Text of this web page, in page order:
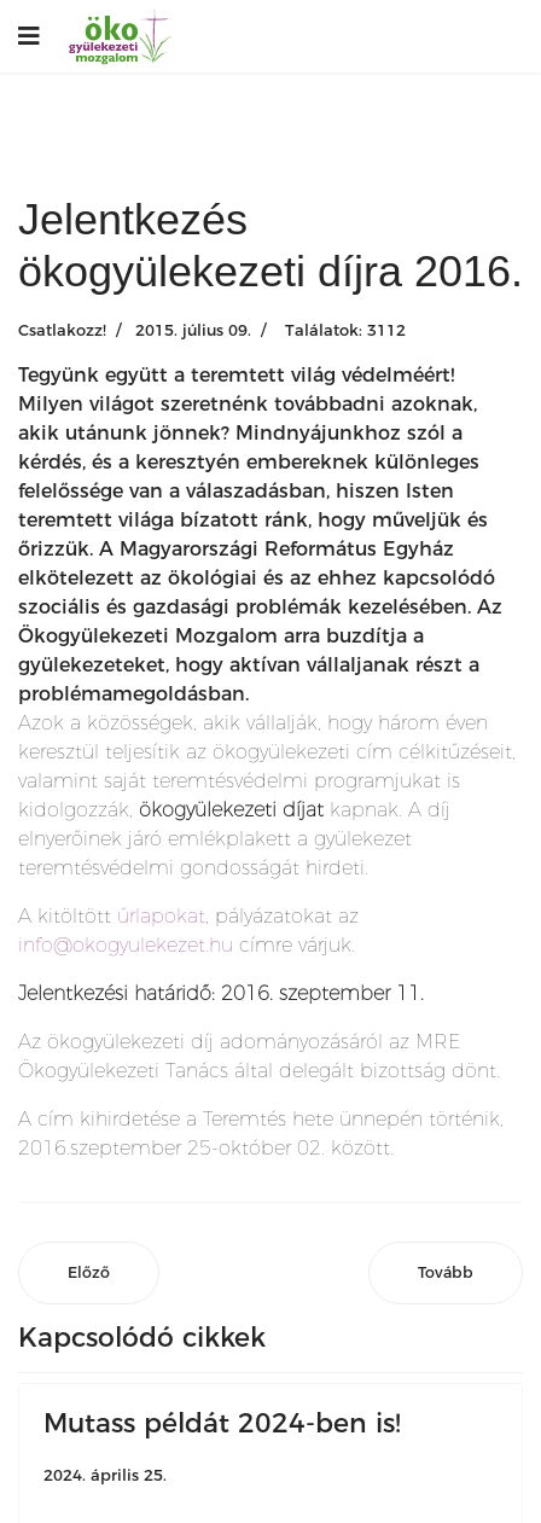
Jelentkezés
ökogyülekezeti díjra 2016.
Csatlakozz! 2015. július 09. Találatok: 3112
Tegyünk együtt a teremtett világ védelméért!
Milyen világot szeretnénk továbbadni azoknak,
akik utánunk jönnek? Mindnyájunkhoz szól a
kérdés, és a keresztyén embereknek különleges
felelőssége van a válaszadásban, hiszen Isten
teremtett világa bízatott ránk, hogy műveljük és
őrizzük. A Magyarországi Református Egyház
elkötelezett az ökológiai és az ehhez kapcsolódó
szociális és gazdasági problémák kezelésében. Az
Ökogyülekezeti Mozgalom arra buzdítja a
gyülekezeteket, hogy aktívan vállaljanak részt a
problémamegoldásban.
Azok a közösségek, akik vállalják, hogy három éven
keresztül teljesítik az ökogyülekezeti cím célkitűzéseit,
valamint saját teremtésvédelmi programjukat is
kidolgozzák, ökogyülekezeti díjat kapnak. A díj
elnyerőinek járó emlékplakett a gyülekezet
teremtésvédelmi gondosságát hirdeti.
A kitöltött űrlapokat, pályázatokat az
info@okogyulekezet.hu címre várjuk.
Jelentkezési határidő: 2016. szeptember 11.
Az ökogyülekezeti díj adományozásáról az MRE
Ökogyülekezeti Tanács által delegált bizottság dönt.
A cím kihirdetése a Teremtés hete ünnepén történik,
2016.szeptember 25-október 02. között.
Előző Tovább
Kapcsolódó cikkek
Mutass példát 2024-ben is!
2024. április 25.